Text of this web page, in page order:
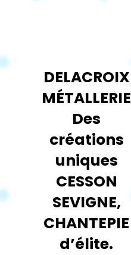
DELACROIX
MÉTALLERIE
Des
créations
uniques
CESSON
SEVIGNE,
CHANTEPIE
d’élite.